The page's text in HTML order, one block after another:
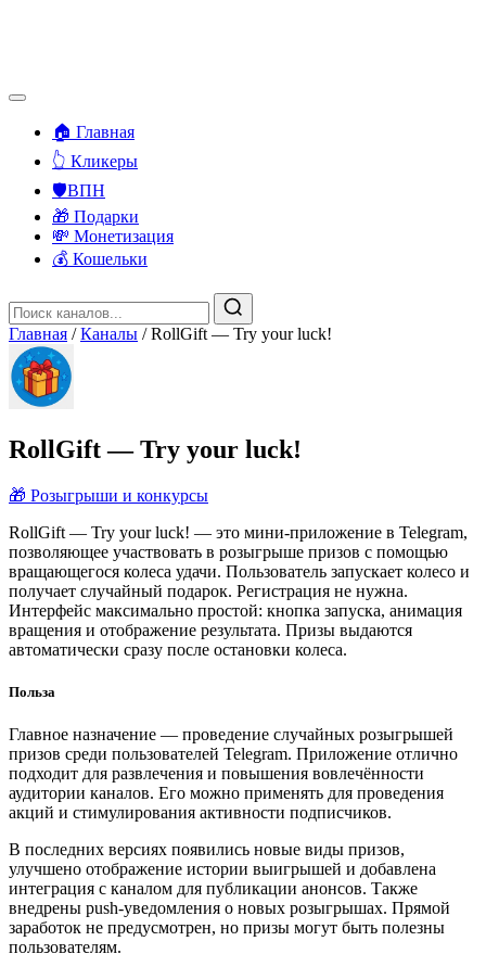
🏠 Главная
👆 Кликеры
🛡️ВПН
🎁 Подарки
💸 Монетизация
💰 Кошельки
Главная / Каналы / RollGift — Try your luck!
RollGift — Try your luck!
🎁 Розыгрыши и конкурсы
RollGift — Try your luck! — это мини-приложение в Telegram,
позволяющее участвовать в розыгрыше призов с помощью
вращающегося колеса удачи. Пользователь запускает колесо и
получает случайный подарок. Регистрация не нужна.
Интерфейс максимально простой: кнопка запуска, анимация
вращения и отображение результата. Призы выдаются
автоматически сразу после остановки колеса.
Польза
Главное назначение — проведение случайных розыгрышей
призов среди пользователей Telegram. Приложение отлично
подходит для развлечения и повышения вовлечённости
аудитории каналов. Его можно применять для проведения
акций и стимулирования активности подписчиков.
В последних версиях появились новые виды призов,
улучшено отображение истории выигрышей и добавлена
интеграция с каналом для публикации анонсов. Также
внедрены push-уведомления о новых розыгрышах. Прямой
заработок не предусмотрен, но призы могут быть полезны
пользователям.